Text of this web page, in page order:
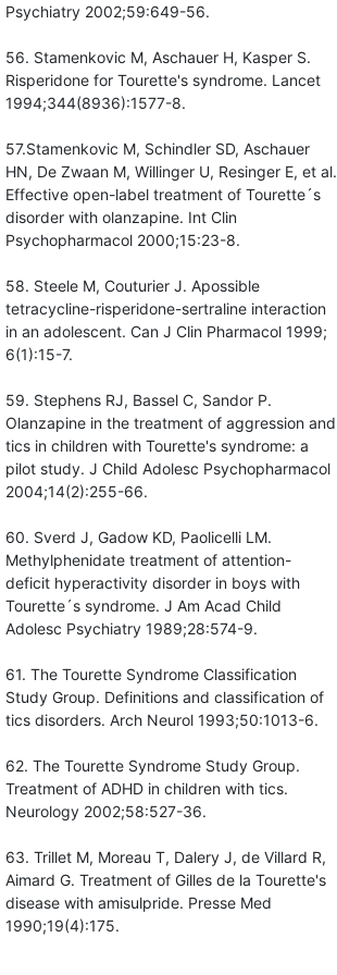
Psychiatry 2002;59:649-56.
56. Stamenkovic M, Aschauer H, Kasper S.
Risperidone for Tourette's syndrome. Lancet
1994;344(8936):1577-8.
57.Stamenkovic M, Schindler SD, Aschauer
HN, De Zwaan M, Willinger U, Resinger E, et al.
Effective open-label treatment of Tourette´s
disorder with olanzapine. Int Clin
Psychopharmacol 2000;15:23-8.
58. Steele M, Couturier J. Apossible
tetracycline-risperidone-sertraline interaction
in an adolescent. Can J Clin Pharmacol 1999;
6(1):15-7.
59. Stephens RJ, Bassel C, Sandor P.
Olanzapine in the treatment of aggression and
tics in children with Tourette's syndrome: a
pilot study. J Child Adolesc Psychopharmacol
2004;14(2):255-66.
60. Sverd J, Gadow KD, Paolicelli LM.
Methylphenidate treatment of attention-
deficit hyperactivity disorder in boys with
Tourette´s syndrome. J Am Acad Child
Adolesc Psychiatry 1989;28:574-9.
61. The Tourette Syndrome Classification
Study Group. Definitions and classification of
tics disorders. Arch Neurol 1993;50:1013-6.
62. The Tourette Syndrome Study Group.
Treatment of ADHD in children with tics.
Neurology 2002;58:527-36.
63. Trillet M, Moreau T, Dalery J, de Villard R,
Aimard G. Treatment of Gilles de la Tourette's
disease with amisulpride. Presse Med
1990;19(4):175.